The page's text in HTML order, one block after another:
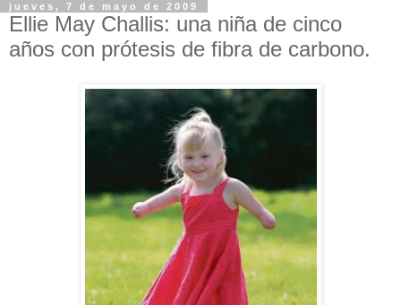
jueves, 7 de mayo de 2009
Ellie May Challis: una niña de cinco
años con prótesis de fibra de carbono.